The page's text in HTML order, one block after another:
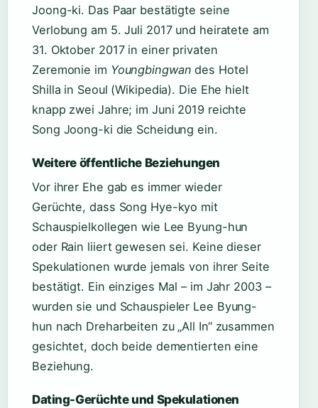
Joong-ki. Das Paar bestätigte seine
Verlobung am 5. Juli 2017 und heiratete am
31. Oktober 2017 in einer privaten
Zeremonie im Youngbingwan des Hotel
Shilla in Seoul (Wikipedia). Die Ehe hielt
knapp zwei Jahre; im Juni 2019 reichte
Song Joong-ki die Scheidung ein.
Weitere öffentliche Beziehungen
Vor ihrer Ehe gab es immer wieder
Gerüchte, dass Song Hye-kyo mit
Schauspielkollegen wie Lee Byung-hun
oder Rain liiert gewesen sei. Keine dieser
Spekulationen wurde jemals von ihrer Seite
bestätigt. Ein einziges Mal – im Jahr 2003 –
wurden sie und Schauspieler Lee Byung-
hun nach Dreharbeiten zu „All In“ zusammen
gesichtet, doch beide dementierten eine
Beziehung.
Dating-Gerüchte und Spekulationen